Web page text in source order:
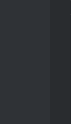
0 Voto(s) - 0 de
0 Voto(s) - 0 de
0 Voto(s) - 0 de
0 Voto(s) - 0 de